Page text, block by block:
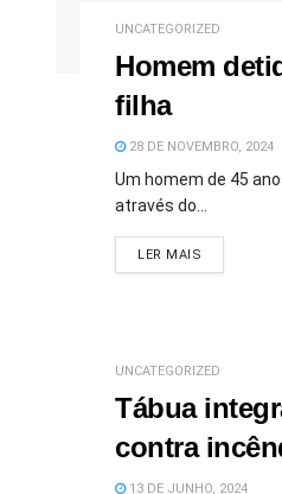
UNCATEGORIZED
Homem
filha
28 DE NOVEMBRO, 2024
Um homem de 45
através do...
LER MAIS
UNCATEGORIZED
Tábua
contra
13 DE JUNHO, 2024